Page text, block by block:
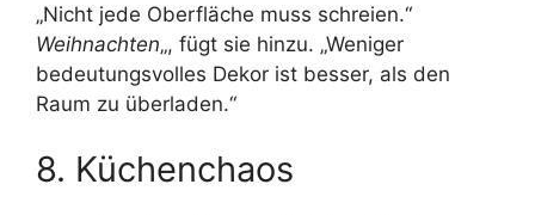
„Nicht jede Oberfläche muss schreien.“
Weihnachten„, fügt sie hinzu. „Weniger
bedeutungsvolles Dekor ist besser, als den
Raum zu überladen.“
8. Küchenchaos